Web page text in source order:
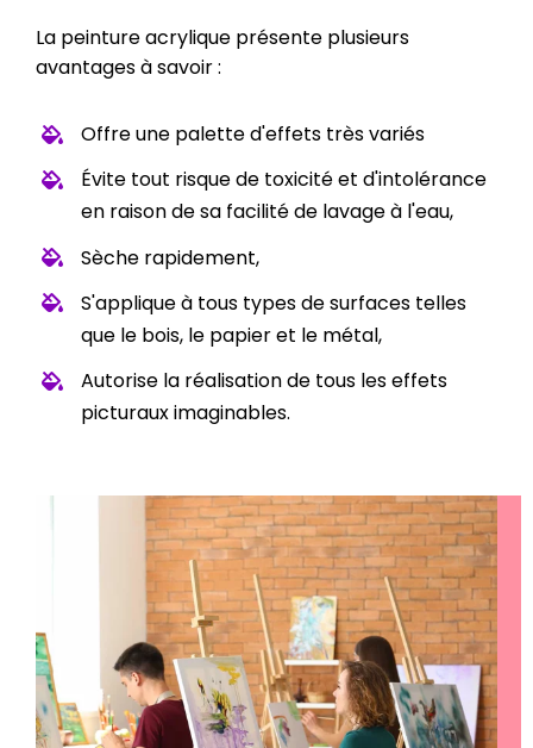
La peinture acrylique présente plusieurs
avantages à savoir :
Offre une palette d'effets très variés
Évite tout risque de toxicité et d'intolérance
en raison de sa facilité de lavage à l'eau,
Sèche rapidement,
S'applique à tous types de surfaces telles
que le bois, le papier et le métal,
Autorise la réalisation de tous les effets
picturaux imaginables.